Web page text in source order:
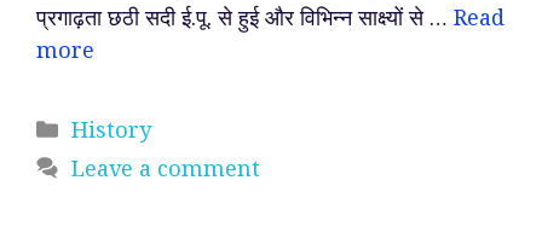
प्रगाढ़ता छठी सदी ई.पू. से हुई और विभिन्न साक्ष्यों से … Read
more
Categories
History
Leave a comment